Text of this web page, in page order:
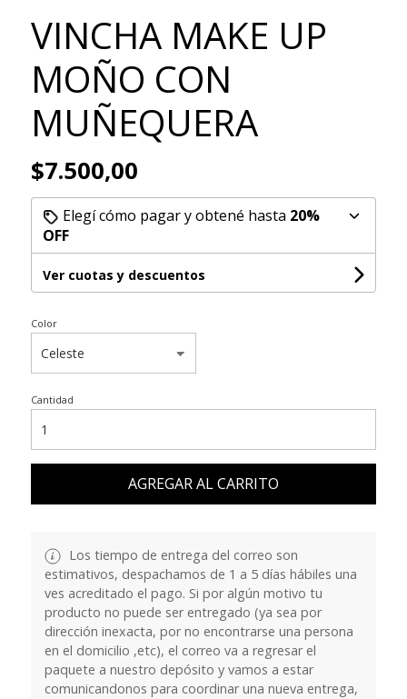
VINCHA MAKE UP
MOÑO CON
MUÑEQUERA
$7.500,00
Elegí cómo pagar y obtené hasta 20%
OFF
Ver cuotas y descuentos
Color
Cantidad
AGREGAR AL CARRITO
Los tiempo de entrega del correo son
estimativos, despachamos de 1 a 5 días hábiles una
ves acreditado el pago. Si por algún motivo tu
producto no puede ser entregado (ya sea por
dirección inexacta, por no encontrarse una persona
en el domicilio ,etc), el correo va a regresar el
paquete a nuestro depósito y vamos a estar
comunicandonos para coordinar una nueva entrega,